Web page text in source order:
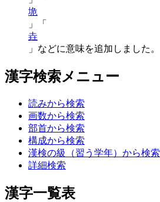
垝
」「
垚
」などに意味を追加しました。
漢字検索メニュー
読みから検索
画数から検索
部首から検索
構成から検索
漢検の級（習う学年）から検索
詳細検索
漢字一覧表